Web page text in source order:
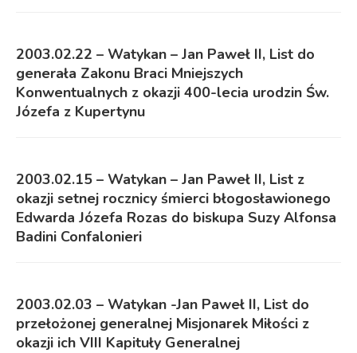
2003.02.22 – Watykan – Jan Paweł II, List do
generała Zakonu Braci Mniejszych
Konwentualnych z okazji 400-lecia urodzin Św.
Józefa z Kupertynu
2003.02.15 – Watykan – Jan Paweł II, List z
okazji setnej rocznicy śmierci błogosławionego
Edwarda Józefa Rozas do biskupa Suzy Alfonsa
Badini Confalonieri
2003.02.03 – Watykan -Jan Paweł II, List do
przełożonej generalnej Misjonarek Miłości z
okazji ich VIII Kapituły Generalnej